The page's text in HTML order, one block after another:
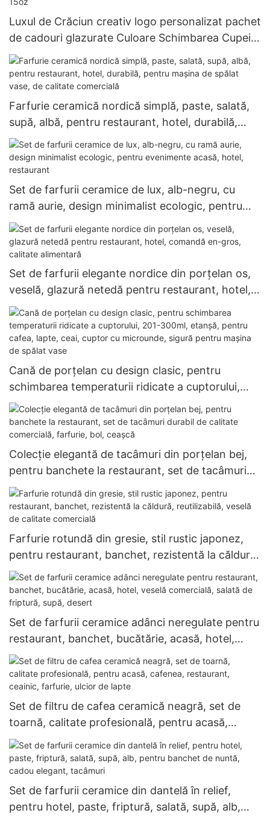
Luxul de Crăciun creativ logo personalizat pachet
de cadouri glazurate Culoare Schimbarea Cupei
de bere albastru înghețat 15oz
Farfurie ceramică nordică simplă, paste, salată,
supă, albă, pentru restaurant, hotel, durabilă,
pentru mașina de spălat vase, de calitate
comercială
Set de farfurii ceramice de lux, alb-negru, cu
ramă aurie, design minimalist ecologic, pentru
evenimente acasă, hotel, restaurant
Set de farfurii elegante nordice din porțelan os,
veselă, glazură netedă pentru restaurant, hotel,
comandă en-gros, calitate alimentară
Cană de porțelan cu design clasic, pentru
schimbarea temperaturii ridicate a cuptorului,
201-300ml, etanșă, pentru cafea, lapte, ceai,
cuptor cu microunde, sigură pentru mașina de
spălat vase
Colecție elegantă de tacâmuri din porțelan bej,
pentru banchete la restaurant, set de tacâmuri
durabil de calitate comercială, farfurie, bol,
ceașcă
Farfurie rotundă din gresie, stil rustic japonez,
pentru restaurant, banchet, rezistentă la căldură,
reutilizabilă, veselă de calitate comercială
Set de farfurii ceramice adânci neregulate pentru
restaurant, banchet, bucătărie, acasă, hotel,
veselă comercială, salată de friptură, supă,
desert
Set de filtru de cafea ceramică neagră, set de
toarnă, calitate profesională, pentru acasă,
cafenea, restaurant, ceainic, farfurie, ulcior de
lapte
Set de farfurii ceramice din dantelă în relief,
pentru hotel, paste, friptură, salată, supă, alb,